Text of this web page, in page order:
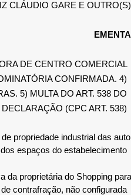
CLÁUDIO GARE E OUTRO(S)
EMENTA
DE CENTRO COMERCIAL
CONFIRMADA. 4)
5) MULTA DO ART. 538 DO
(CPC ART. 538).
propriedade industrial das
espaços do estabelecimento.
da proprietária do Shopping
contrafração, não configurada